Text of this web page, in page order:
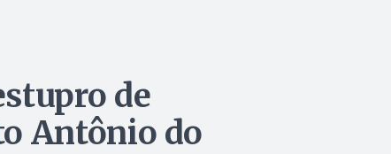
de
Antônio do